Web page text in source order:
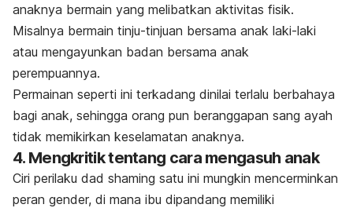
anaknya bermain yang melibatkan aktivitas fisik.
Misalnya bermain tinju-tinjuan bersama anak laki-laki
atau mengayunkan badan bersama anak
perempuannya.
Permainan seperti ini terkadang dinilai terlalu berbahaya
bagi anak, sehingga orang pun beranggapan sang ayah
tidak memikirkan keselamatan anaknya.
4. Mengkritik tentang cara mengasuh anak
Ciri perilaku dad shaming satu ini mungkin mencerminkan
peran gender, di mana ibu dipandang memiliki